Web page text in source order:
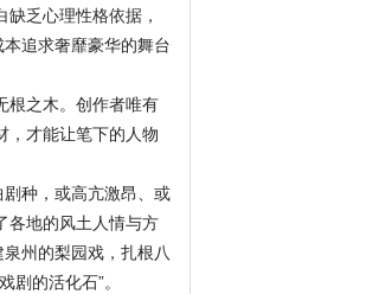
乏心理性格依据，
追求奢靡豪华的舞台
之木。创作者唯有
，才能让笔下的人物
种，或高亢激昂、或
各地的风土人情与方
州的梨园戏，扎根八
的活化石”。